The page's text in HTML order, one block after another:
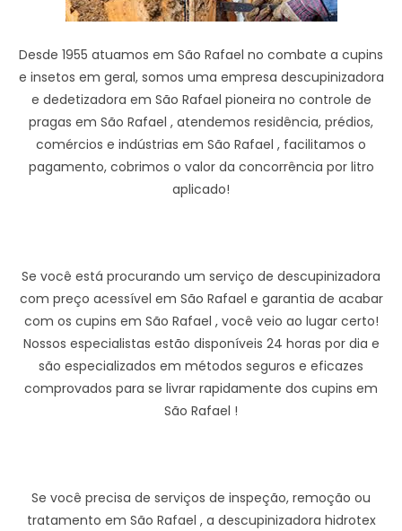
Desde 1955 atuamos em São Rafael no combate a cupins
e insetos em geral, somos uma empresa descupinizadora
e dedetizadora em São Rafael pioneira no controle de
pragas em São Rafael , atendemos residência, prédios,
comércios e indústrias em São Rafael , facilitamos o
pagamento, cobrimos o valor da concorrência por litro
aplicado!
Se você está procurando um serviço de descupinizadora
com preço acessível em São Rafael e garantia de acabar
com os cupins em São Rafael , você veio ao lugar certo!
Nossos especialistas estão disponíveis 24 horas por dia e
são especializados em métodos seguros e eficazes
comprovados para se livrar rapidamente dos cupins em
São Rafael !
Se você precisa de serviços de inspeção, remoção ou
tratamento em São Rafael , a descupinizadora hidrotex